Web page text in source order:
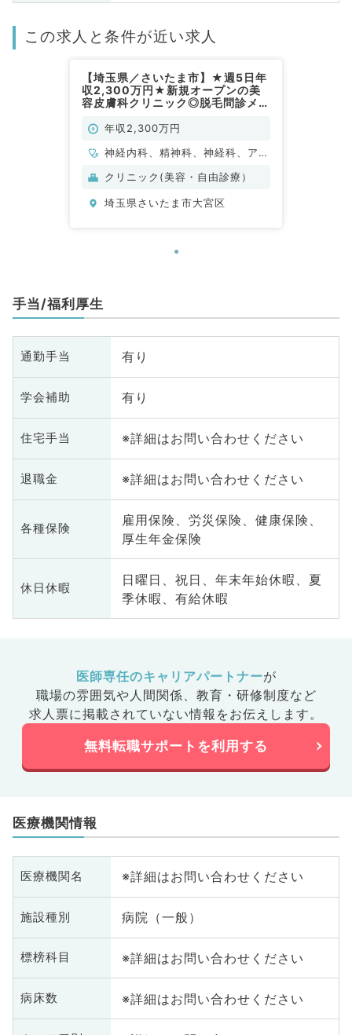
この求人と条件が近い求人
【埼玉県／さいたま市】★週5日年
収2,300万円★新規オープンの美
容皮膚科クリニック◎脱毛問診メイ
（科目不問／常勤）
年収2,300万円
神経内科、精神科、神経科、アレ
ルギー科、リウマチ科、小児科、
脳神経外科、呼吸器外科、心臓血
人工透析科、緩和ケア科、一般内
化器内科、内分泌・代謝内科、腎
科、乳腺外科、総合診療科、美容
科・ＩＣＵ、病理科、基礎医学
系、膠原病科、スポーツ整形外
科、大腸・肛門外科、産業医、脊
クリニック(美容・自由診療）
埼玉県さいたま市大宮区
手当/福利厚生
通勤手当 有り
学会補助 有り
住宅手当 ※詳細はお問い合わせください
退職金 ※詳細はお問い合わせください
各種保険
雇用保険、労災保険、健康保険、
厚生年金保険
休日休暇
日曜日、祝日、年末年始休暇、夏
季休暇、有給休暇
医師専任のキャリアパートナーが
職場の雰囲気や人間関係、 教育・研修制度など
求人票に掲載されていない情報をお伝えします。
無料転職サポートを利用する
医療機関情報
医療機関名 ※詳細はお問い合わせください
施設種別 病院（一般）
標榜科目 ※詳細はお問い合わせください
病床数 ※詳細はお問い合わせください